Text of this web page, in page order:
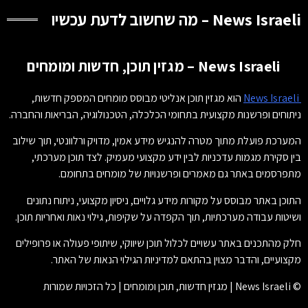
News Israeli – מה שחשוב לדעת עכשיו
News Israeli – מגזין תוכן, חדשות ומומחים
הוא מגזין תוכן אנליטי מבוסס מומחים המספק חדשות,
ניתוחים ופרשנות מקצועית בתחומי הכלכלה, הטכנולוגיה, הבריאות והחברה.
המערכת פועלת מתוך מטרה להנגיש מידע אמין, מדויק ורלוונטי, תוך שילוב
בין סקירת מגמות עדכניות לבין ידע מקצועי מעמיק. לצד תוכן מערכתי,
מתפרסמים באתר גם מאמרים ופרשנויות של מומחים בתחומם.
התוכן באתר מבוסס על מקורות מידע גלויים, ניסיון מקצועי, ניתוח נתונים
ושיטות עבודה מערכתיות, תוך הקפדה על שקיפות, גילוי נאות ואחריות תוכן.
חלק מהתכנים באתר עשויים לכלול תוכן שיווקי, שיתופי פעולה או פרופילים
מקצועיים, והדבר מצוין בהתאם למדיניות הגילוי הנאות של האתר.
© News Israeli | מגזין חדשות, תוכן ומומחים | כל הזכויות שמורות